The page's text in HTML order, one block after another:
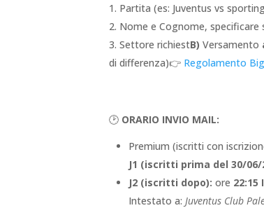
Partita (es: Juventus vs
2. Nome e Cognome, specificare
3. Settore richiestB) Versamento
di differenza)👉 Regolamento
🕑 ORARIO INVIO MAIL:
Premium (iscritti con
J1 (iscritti prima del 30/06/
J2 (iscritti dopo): ore 22:15
Intestato a: Juventus Club